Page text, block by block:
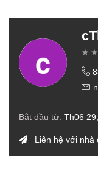
Bắt đầu từ: Th06
Liên hệ với nhà